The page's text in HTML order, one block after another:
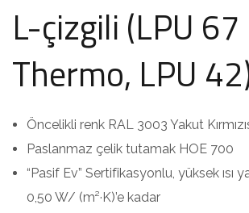
L-çizgili (LPU 67
Thermo, LPU
Öncelikli renk RAL 3003 Yakut
Paslanmaz çelik tutamak HOE 700
“Pasif Ev” Sertifikasyonlu, yüksek ısı
0,50 W/ (m²·K)’e kadar